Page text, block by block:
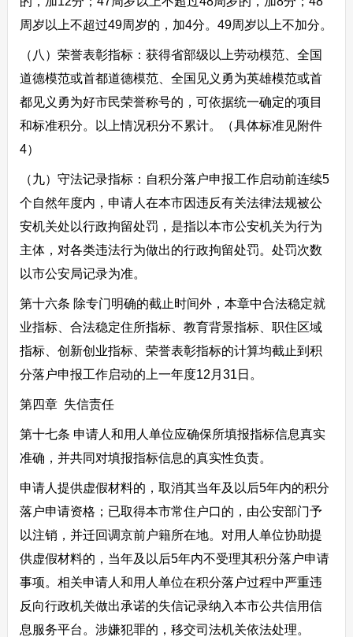
周岁以上不超过49周岁的，加4分。49周岁以上不加分。
（八）荣誉表彰指标：获得省部级以上劳动模范、全国
道德模范或首都道德模范、全国见义勇为英雄模范或首
都见义勇为好市民荣誉称号的，可依据统一确定的项目
和标准积分。以上情况积分不累计。（具体标准见附件
4）
（九）守法记录指标：自积分落户申报工作启动前连续5
个自然年度内，申请人在本市因违反有关法律法规被公
安机关处以行政拘留处罚，是指以本市公安机关为行为
主体，对各类违法行为做出的行政拘留处罚。处罚次数
以市公安局记录为准。
第十六条 除专门明确的截止时间外，本章中合法稳定就
业指标、合法稳定住所指标、教育背景指标、职住区域
指标、创新创业指标、荣誉表彰指标的计算均截止到积
分落户申报工作启动的上一年度12月31日。
第四章 失信责任
第十七条 申请人和用人单位应确保所填报指标信息真实
准确，并共同对填报指标信息的真实性负责。
申请人提供虚假材料的，取消其当年及以后5年内的积分
落户申请资格；已取得本市常住户口的，由公安部门予
以注销，并迁回调京前户籍所在地。对用人单位协助提
供虚假材料的，当年及以后5年内不受理其积分落户申请
事项。相关申请人和用人单位在积分落户过程中严重违
反向行政机关做出承诺的失信记录纳入本市公共信用信
息服务平台。涉嫌犯罪的，移交司法机关依法处理。